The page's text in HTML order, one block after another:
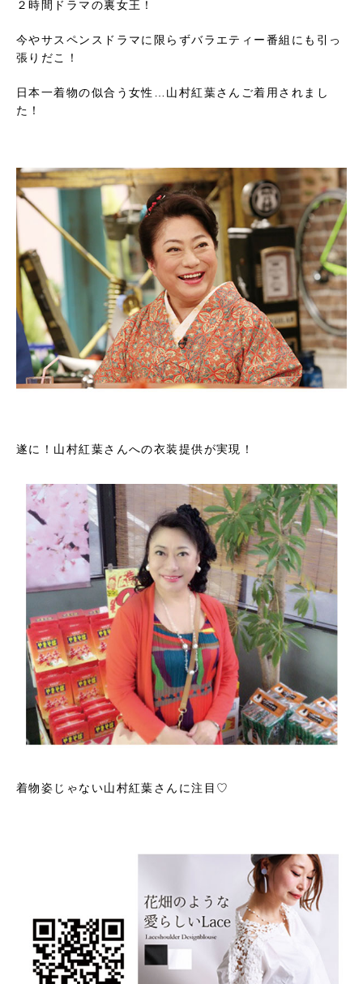
２時間ドラマの裏女王！
今やサスペンスドラマに限らずバラエティー番組にも引っ
張りだこ！
日本一着物の似合う女性…山村紅葉さんご着用されまし
た！
遂に！山村紅葉さんへの衣装提供が実現！
着物姿じゃない山村紅葉さんに注目♡